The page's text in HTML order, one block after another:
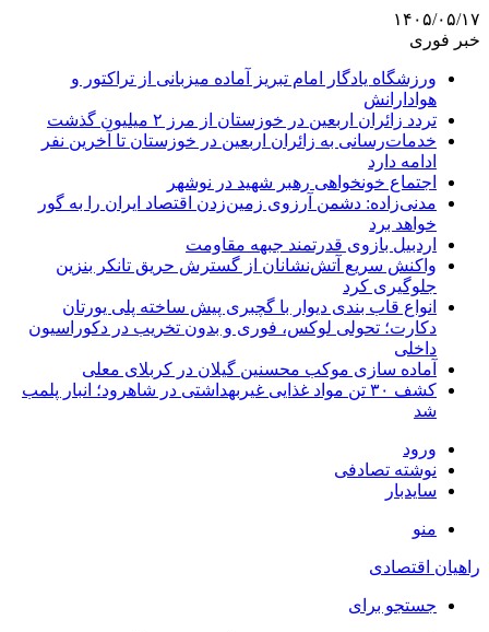
۱۴۰۵/۰۵/۱۷
خبر فوری
ورزشگاه یادگار امام تبریز آماده میزبانی از تراکتور و
هوادارانش
تردد زائران اربعین در خوزستان از مرز ۲ میلیون گذشت
خدمات‌رسانی به زائران اربعین در خوزستان تا آخرین نفر
ادامه دارد
اجتماع خونخواهی رهبر شهید در نوشهر
مدنی‌زاده: دشمن آرزوی زمین‌زدن اقتصاد ایران را به گور
خواهد برد
اردبیل بازوی قدرتمند جبهه مقاومت
واکنش سریع آتش‌نشانان از گسترش حریق تانکر بنزین
جلوگیری کرد
انواع قاب بندی دیوار با گچبری پیش ساخته پلی یورتان
دکارت؛ تحولی لوکس، فوری و بدون تخریب در دکوراسیون
داخلی
آماده سازی موکب محسنین گیلان در کربلای معلی
کشف ۳۰ تن مواد غذایی غیربهداشتی در شاهرود؛ انبار پلمب
شد
ورود
نوشته تصادفی
سایدبار
منو
راهیان اقتصادی
جستجو برای